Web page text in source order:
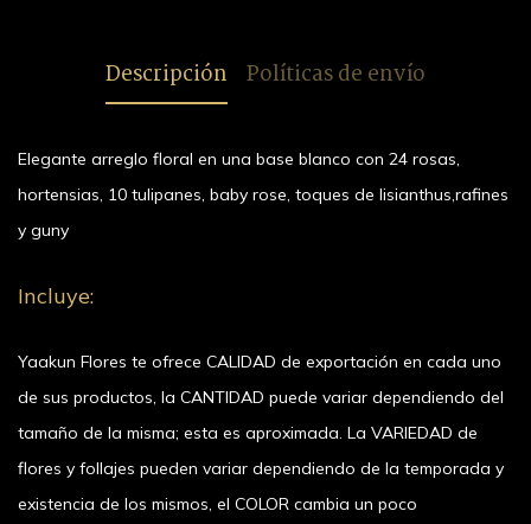
Descripción Políticas de envío
Elegante arreglo floral en una base blanco con 24 rosas,
hortensias, 10 tulipanes, baby rose, toques de lisianthus,rafines
y guny
Incluye:
Yaakun Flores te ofrece CALIDAD de exportación en cada uno
de sus productos, la CANTIDAD puede variar dependiendo del
tamaño de la misma; esta es aproximada. La VARIEDAD de
flores y follajes pueden variar dependiendo de la temporada y
existencia de los mismos, el COLOR cambia un poco